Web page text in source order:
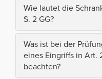
Wie lautet die
S. 2 GG?
Was ist bei der
eines Eingriffs in Art.
beachten?